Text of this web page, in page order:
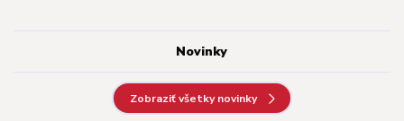
Novinky
Zobraziť všetky novinky